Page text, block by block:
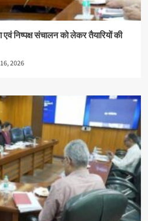
एवं निष्पक्ष संचालन को लेकर तैयारियों की
2026